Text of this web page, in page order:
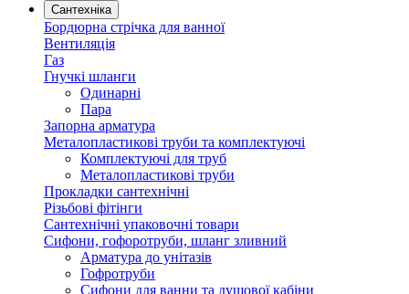
Сантехніка
Бордюрна стрічка для ванної
Вентиляція
Газ
Гнучкі шланги
Одинарні
Пара
Запорна арматура
Металопластикові труби та комплектуючі
Комплектуючі для труб
Металопластикові труби
Прокладки сантехнічні
Різьбові фітінги
Сантехнічні упаковочні товари
Сифони, гофоротруби, шланг зливний
Арматура до унітазів
Гофротруби
Сифони для ванни та душової кабіни